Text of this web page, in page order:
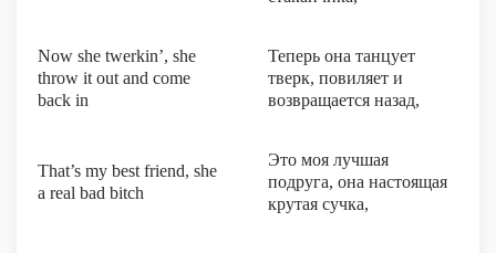
Now she twerkin’, she
throw it out and come
back in
Теперь она танцует
тверк, повиляет и
возвращается назад,
That’s my best friend, she
a real bad bitch
Это моя лучшая
подруга, она настоящая
крутая сучка,